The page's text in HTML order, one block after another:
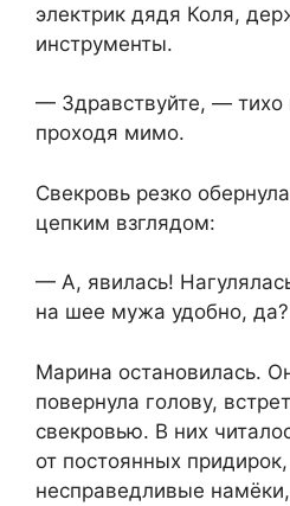
электрик дядя Коля,
инструменты.
— Здравствуйте, — тихо
проходя мимо.
Свекровь резко
цепким взглядом:
— А, явилась!
на шее мужа удобно, да?
Марина остановилась.
повернула голову,
свекровью. В них
от постоянных
несправедливые